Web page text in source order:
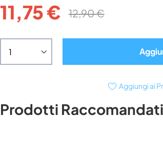
11,75 € 12,90 €
Aggiungi ai
Prodotti Raccomandati